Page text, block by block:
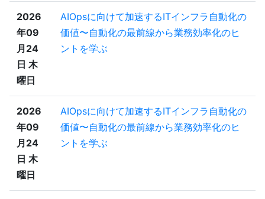
2026
年09
月24
日 木
曜日
AIOpsに向けて加速するITインフラ自動化の
価値〜自動化の最前線から業務効率化のヒ
ントを学ぶ
2026
年09
月24
日 木
曜日
AIOpsに向けて加速するITインフラ自動化の
価値〜自動化の最前線から業務効率化のヒ
ントを学ぶ